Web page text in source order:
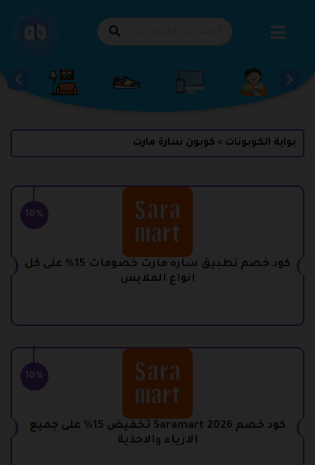
بوابة الكوبونات > كوبون سارة مارت
10%
كود خصم تطبيق ساره مارت خصومات 15% على كل
انواع الملابس
10%
كود خصم Saramart 2026 تخفيض 15% على جميع
الازياء والاحذية